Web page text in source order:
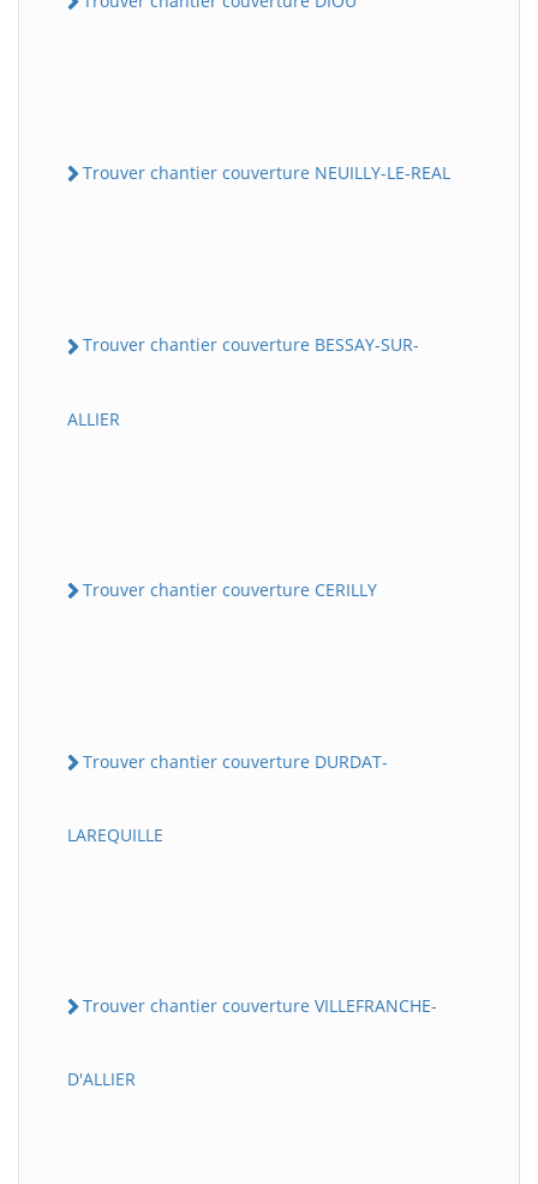
Trouver chantier couverture NEUILLY-LE-REAL
Trouver chantier couverture BESSAY-SUR-
ALLIER
Trouver chantier couverture CERILLY
Trouver chantier couverture DURDAT-
LAREQUILLE
Trouver chantier couverture VILLEFRANCHE-
D'ALLIER